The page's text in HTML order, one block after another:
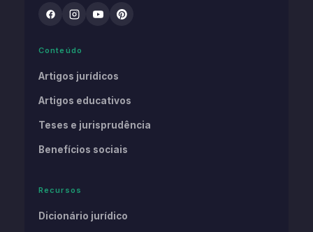
Conteúdo
Artigos jurídicos
Artigos educativos
Teses e jurisprudência
Benefícios sociais
Recursos
Dicionário jurídico